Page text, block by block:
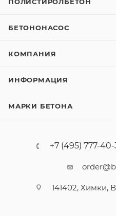
БЕТОНОНАСОС
КОМПАНИЯ
ИНФОРМАЦИЯ
МАРКИ БЕТОНА
+7 (495) 777-
141402, Химки,